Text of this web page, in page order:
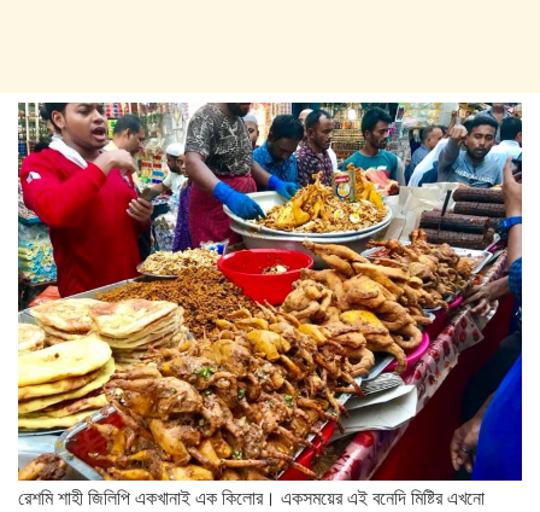
রেশমি শাহী জিলিপি একখানাই এক কিলোর। একসময়ের এই বনেদি মিষ্টির এখনো